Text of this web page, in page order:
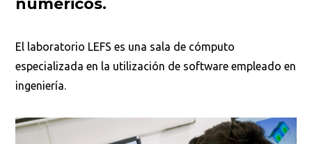
numéricos.
El laboratorio LEFS es una sala de cómputo
especializada en la utilización de software empleado en
ingeniería.